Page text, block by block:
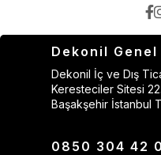
Dekonil
Dekonil İç ve Dış
Keresteciler Sitesi
Başakşehir İstanbul
0850 304 42